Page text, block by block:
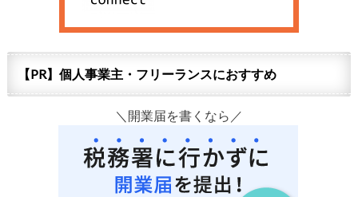
【PR】個人事業主・フリーランスにおすすめ
＼開業届を書くなら／